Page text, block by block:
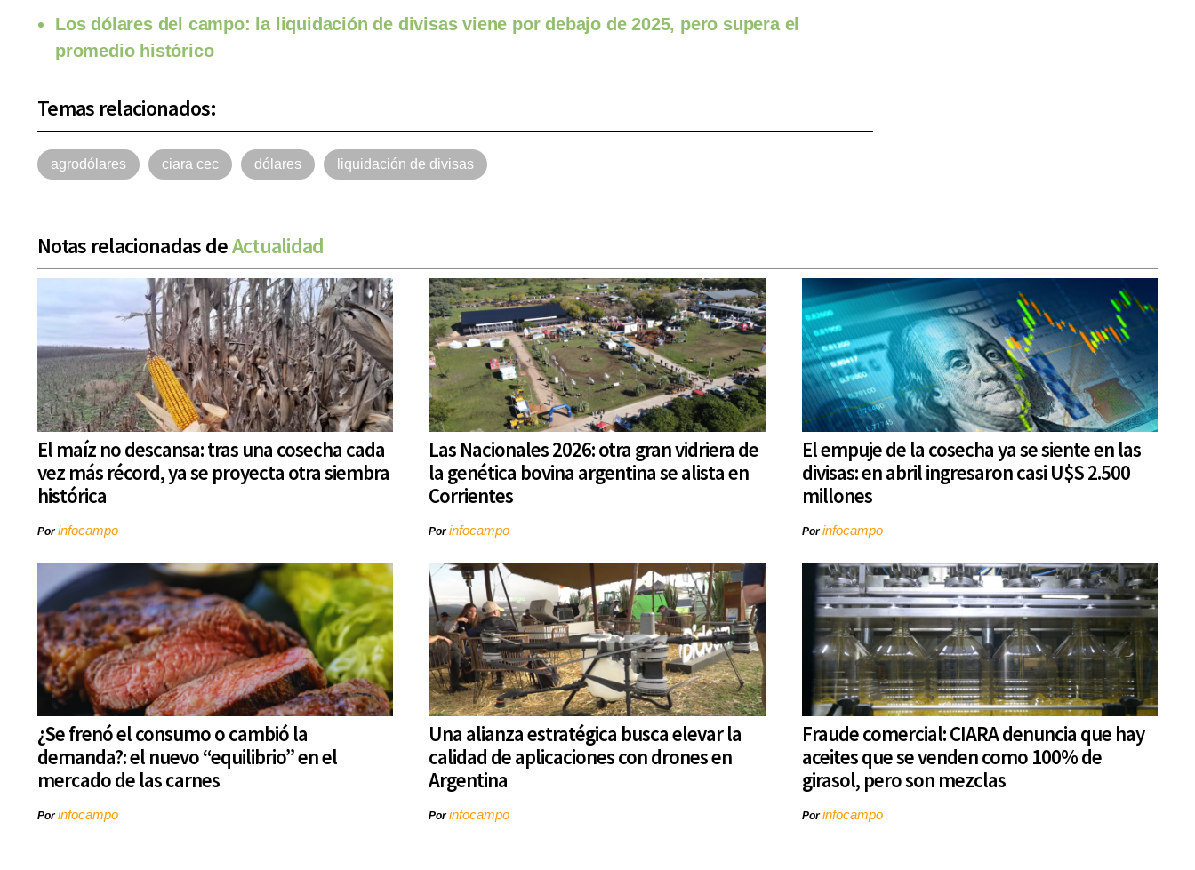
Los dólares del campo: la liquidación de divisas viene por debajo de 2025, pero supera el
promedio histórico
Temas relacionados:
agrodólares ciara cec dólares liquidación de divisas
Notas relacionadas deActualidad
El maíz no descansa: tras una cosecha cada
vez más récord, ya se proyecta otra siembra
histórica
Porinfocampo
Las Nacionales 2026: otra gran vidriera de
la genética bovina argentina se alista en
Corrientes
Porinfocampo
El empuje de la cosecha ya se siente en las
divisas: en abril ingresaron casi U$S 2.500
millones
Porinfocampo
¿Se frenó el consumo o cambió la
demanda?: el nuevo “equilibrio” en el
mercado de las carnes
Porinfocampo
Una alianza estratégica busca elevar la
calidad de aplicaciones con drones en
Argentina
Porinfocampo
Fraude comercial: CIARA denuncia que hay
aceites que se venden como 100% de
girasol, pero son mezclas
Porinfocampo